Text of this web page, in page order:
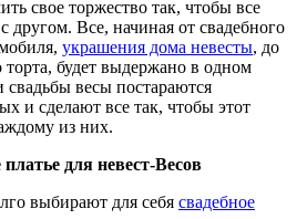
свое торжество так, чтобы все
другом. Все, начиная от свадебного
украшения дома невесты, до
будет выдержано в одном
весы постараются
и сделают все так, чтобы этот
из них.
для невест-Весов
выбирают для себя свадебное